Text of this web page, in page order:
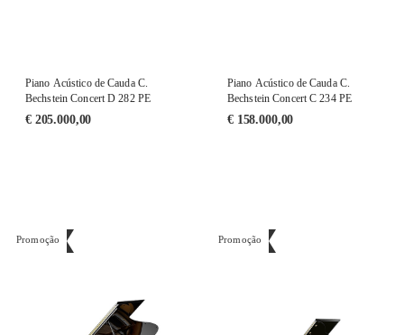
Piano Acústico de Cauda C.
Bechstein Concert D 282 PE
€205.000,00
Piano Acústico de Cauda C.
Bechstein Concert C 234 PE
€158.000,00
Promoção Promoção